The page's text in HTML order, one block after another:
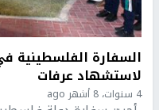
لاستشهاد عرفات
4 سنوات، 8 أشهر ago